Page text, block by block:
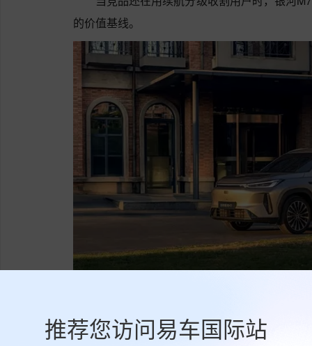
推荐您访问易车国际站
的价值基线。